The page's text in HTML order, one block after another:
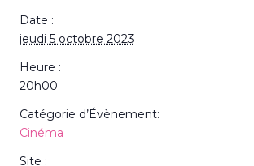
Date :
jeudi 5 octobre 2023
Heure :
20h00
Catégorie d’Évènement:
Cinéma
Site :